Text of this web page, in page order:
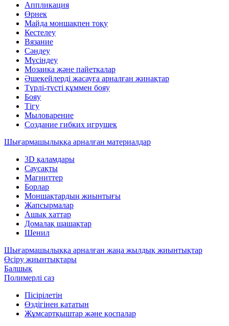
Аппликация
Өрнек
Майда моншақпен тоқу
Кестелеу
Вязание
Сәндеу
Мүсіндеу
Мозаика және пайеткалар
Әшекейлерді жасауға арналған жинақтар
Түрлі-түсті құммен бояу
Бояу
Тігу
Мыловарение
Создание гибких игрушек
Шығармашылыққа арналған материалдар
3D қаламдары
Саусақты
Магниттер
Борлар
Моншақтардың жиынтығы
Жапсырмалар
Ашық хаттар
Домалақ шашақтар
Шенил
Шығармашылыққа арналған жаңа жылдық жиынтықтар
Өсіру жиынтықтары
Балшық
Полимерлі саз
Пісірілетін
Өздігінен қататын
Жұмсартқыштар және қоспалар